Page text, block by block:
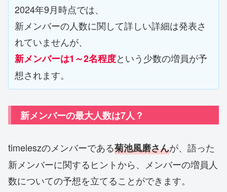
2024年9月時点では、
新メンバーの人数に関して詳しい詳細は発表さ
れていませんが、
新メンバーは1～2名程度という少数の増員が予
想されます。
新メンバーの最大人数は7人？
timeleszのメンバーである菊池風磨さんが、語った
新メンバーに関するヒントから、メンバーの増員人
数についての予想を立てることができます。